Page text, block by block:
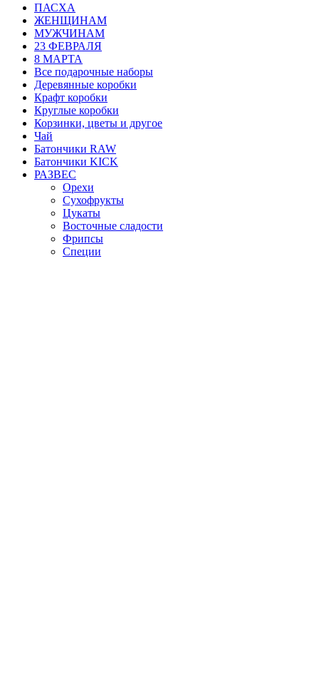
ПАСХА
ЖЕНЩИНАМ
МУЖЧИНАМ
23 ФЕВРАЛЯ
8 МАРТА
Все подарочные наборы
Деревянные коробки
Крафт коробки
Круглые коробки
Корзинки, цветы и другое
Чай
Батончики RAW
Батончики KICK
РАЗВЕС
Орехи
Сухофрукты
Цукаты
Восточные сладости
Фрипсы
Специи